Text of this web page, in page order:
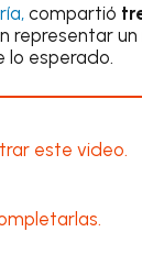
compartió
representar
lo esperado.
este video.